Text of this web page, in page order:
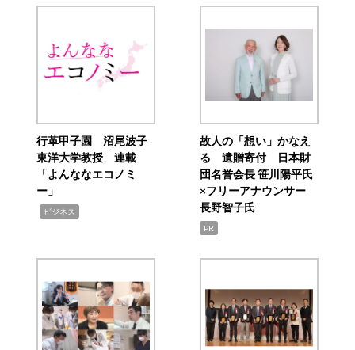
行革甲子園 沼尾波子
東洋大学教授 連載
「よんななエコノミ
ー」
ビジネス
故人の「想い」かなえ
る 遺贈寄付 日本財
団名誉会長 笹川陽平氏
×フリーアナウンサー
長野智子氏
PR